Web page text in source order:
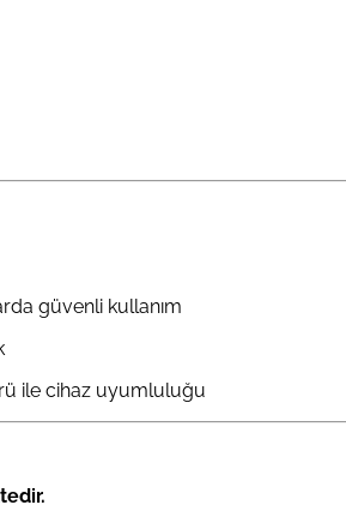
güvenli kullanım
ile cihaz uyumluluğu